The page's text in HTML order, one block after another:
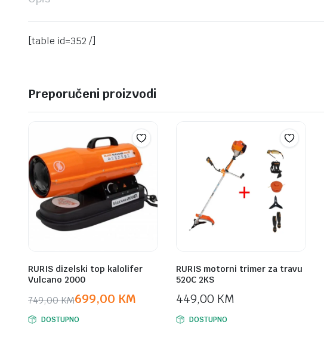
[table id=352 /]
Preporučeni proizvodi
RURIS dizelski top kalolifer
Vulcano 2000
749,00KM
Original
price
699,00 KM
Current
price
DOSTUPNO
RURIS motorni trimer za travu
520C 2KS
449,00 KM
DOSTUPNO